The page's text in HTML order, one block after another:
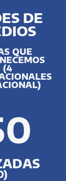
DE
QUE
(4